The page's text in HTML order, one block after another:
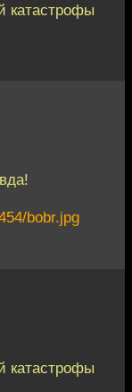
катастрофы
bobr.jpg
катастрофы